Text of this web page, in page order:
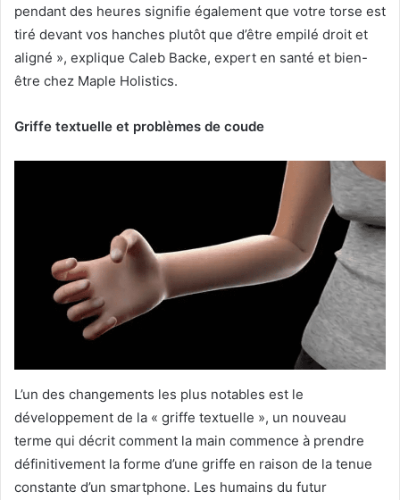
pendant des heures signifie également que votre torse est
tiré devant vos hanches plutôt que d’être empilé droit et
aligné », explique Caleb Backe, expert en santé et bien-
être chez Maple Holistics.
Griffe textuelle et problèmes de coude
L’un des changements les plus notables est le
développement de la « griffe textuelle », un nouveau
terme qui décrit comment la main commence à prendre
définitivement la forme d’une griffe en raison de la tenue
constante d’un smartphone. Les humains du futur